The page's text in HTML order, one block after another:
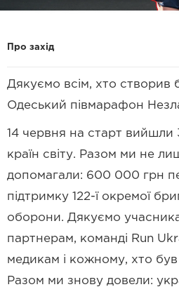
Про захід
Дякуємо всім, хто створив
Одеський півмарафон
14 червня на старт вийшли
країн світу. Разом ми не
допомагали: 600 000 грн
підтримку 122-ї окремої
оборони. Дякуємо
партнерам, команді Run
медикам і кожному, хто був
Разом ми знову довели: